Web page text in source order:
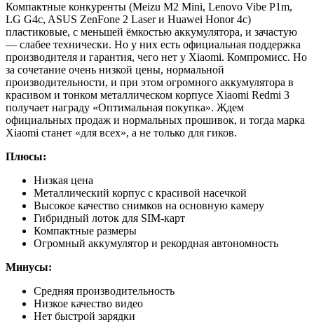
Компактные конкуренты (Meizu M2 Mini, Lenovo Vibe P1m,
LG G4c, ASUS ZenFone 2 Laser и Huawei Honor 4c)
пластиковые, с меньшей ёмкостью аккумулятора, и зачастую
— слабее технически. Но у них есть официальная поддержка
производителя и гарантия, чего нет у Xiaomi. Компромисс. Но
за сочетание очень низкой цены, нормальной
производительности, и при этом огромного аккумулятора в
красивом и тонком металлическом корпусе Xiaomi Redmi 3
получает награду «Оптимальная покупка». Ждем
официальных продаж и нормальных прошивок, и тогда марка
Xiaomi станет «для всех», а не только для гиков.
Плюсы:
Низкая цена
Металлический корпус с красивой насечкой
Высокое качество снимков на основную камеру
Гибридный лоток для SIM-карт
Компактные размеры
Огромный аккумулятор и рекордная автономность
Минусы:
Средняя производительность
Низкое качество видео
Нет быстрой зарядки